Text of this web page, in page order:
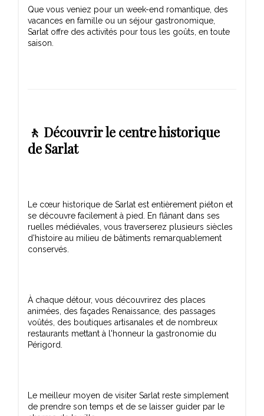
Que vous veniez pour un week-end romantique, des
vacances en famille ou un séjour gastronomique,
Sarlat offre des activités pour tous les goûts, en toute
🚶 Découvrir le centre historique
de Sarlat
Le cœur historique de Sarlat est entièrement piéton et
se découvre facilement à pied. En flânant dans ses
ruelles médiévales, vous traverserez plusieurs siècles
d'histoire au milieu de bâtiments remarquablement
À chaque détour, vous découvrirez des places
animées, des façades Renaissance, des passages
voûtés, des boutiques artisanales et de nombreux
restaurants mettant à l'honneur la gastronomie du
Le meilleur moyen de visiter Sarlat reste simplement
de prendre son temps et de se laisser guider par le